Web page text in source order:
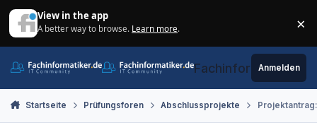
View in the app
A better way to browse. Learn more. ×
Fachinformatiker.de
Anmelden
Startseite Prüfungsforen Abschlussprojekte